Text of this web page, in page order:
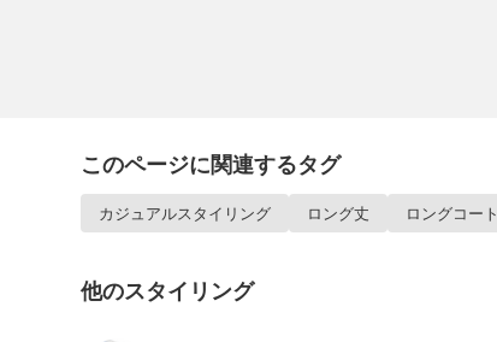
このページに関連するタグ
カジュアルスタイリング ロング丈 ロングコート
他のスタイリング